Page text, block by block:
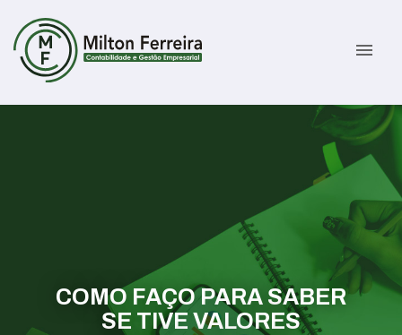
menu
Gestão Tributária e Fiscal
Previdenciária Trabalhista
Informativos
Contato
COMO FAÇO PARA SABER
SE TIVE VALORES